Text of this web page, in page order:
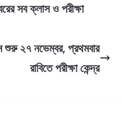
সব ক্লাস ও পরীক্ষা
শুরু ২৭ নভেম্বর, প্রথমবার
রাবিতে পরীক্ষা কেন্দ্র